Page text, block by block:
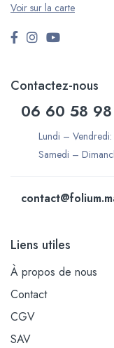
Voir sur la carte
Contactez-nous
06 60 58 98
Lundi –
Samedi –
Liens utiles
À propos de nous
Contact
CGV
SAV